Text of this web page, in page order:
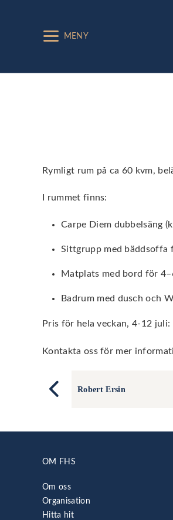
MENY
Rymligt rum på ca 60 kvm,
I rummet finns:
Carpe Diem dubbelsäng
Sittgrupp med bäddsoffa
Matplats med bord för
Badrum med dusch och
Pris för hela veckan, 4-12 juli:
Kontakta oss för mer
Robert Ersin
OM FHS
Om oss
Organisation
Hitta hit